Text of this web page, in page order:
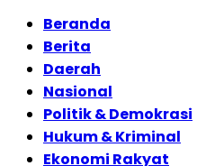
Beranda
Berita
Daerah
Nasional
Politik & Demokrasi
Hukum & Kriminal
Ekonomi Rakyat